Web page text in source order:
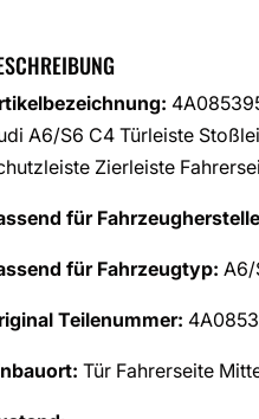
A6/S6 C4 Türleiste
Zierleiste
für
für Fahrzeugtyp: A6/
Teilenummer:
Tür Fahrerseite